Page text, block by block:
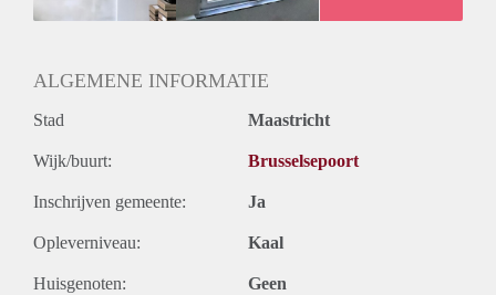
ALGEMENE INFORMATIE
Stad Maastricht
Wijk/buurt: Brusselsepoort
Inschrijven gemeente: Ja
Opleverniveau: Kaal
Huisgenoten: Geen